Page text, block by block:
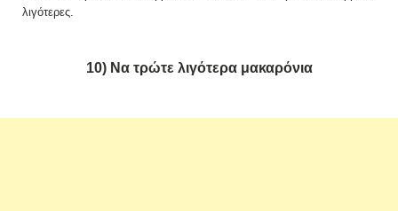
λιγότερες.
10) Να τρώτε λιγότερα μακαρόνια